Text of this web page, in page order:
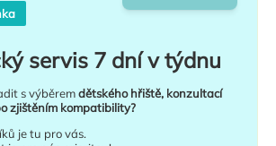
servis 7 dní v týdnu
s výběremdětského hřiště, konzultací
zjištěním kompatibility?
je tu pro vás.